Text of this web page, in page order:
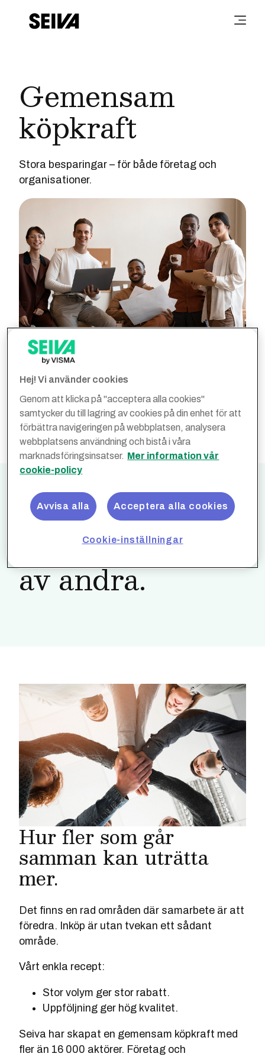
Gemensam
köpkraft
Stora besparingar – för både företag och
organisationer.
Av egen kraft.
Men med hjälp
av andra.
Hur fler som går
samman kan uträtta
mer.
Det finns en rad områden där samarbete är att
föredra. Inköp är utan tvekan ett sådant
område.
Vårt enkla recept:
Stor volym ger stor rabatt.
Uppföljning ger hög kvalitet.
Seiva har skapat en gemensam köpkraft med
fler än 16 000 aktörer. Företag och
Hej! Vi använder cookies
Genom att klicka på "acceptera alla cookies"
samtycker du till lagring av cookies på din enhet för att
förbättra navigeringen på webbplatsen, analysera
webbplatsens användning och bistå i våra
marknadsföringsinsatser. Mer information vår
cookie-policy
Avvisa alla Acceptera alla cookies
Cookie-inställningar